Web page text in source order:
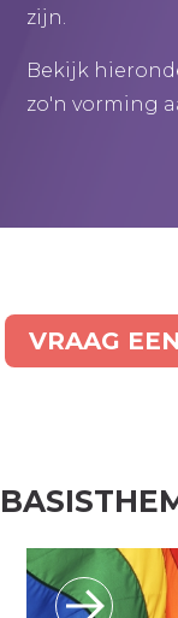
zijn.
Bekijk
zo'n vorming
VRAAG